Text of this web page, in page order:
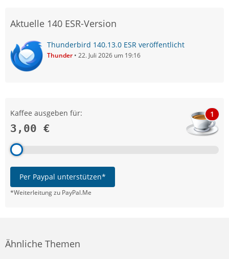
Aktuelle 140 ESR-Version
Thunderbird 140.13.0 ESR veröffentlicht
Thunder 22. Juli 2026 um 19:16
Kaffee ausgeben für:
3,00 €
1
Per Paypal unterstützen*
*Weiterleitung zu PayPal.Me
Ähnliche Themen